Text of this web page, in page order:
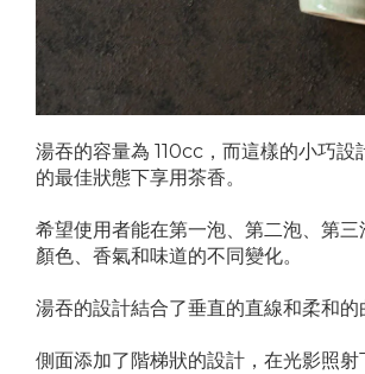
湯吞的容量為 110cc，而這樣的小巧設
的最佳狀態下享用茶香。
希望使用者能在第一泡、第二泡、第三
顏色、香氣和味道的不同變化。
湯吞的設計結合了垂直的直線和柔和的
側面添加了階梯狀的設計，在光影照射